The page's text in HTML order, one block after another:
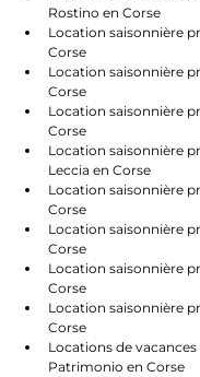
Rostino en Corse
Location saisonnière
Corse
Location saisonnière
Corse
Location saisonnière
Corse
Location saisonnière
Leccia en Corse
Location saisonnière
Corse
Location saisonnière
Corse
Location saisonnière
Corse
Location saisonnière
Corse
Locations de vacances
Patrimonio en Corse